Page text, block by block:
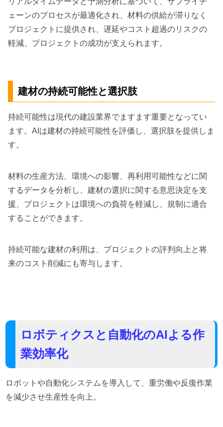
ェーンのプロセスが最適化され、材料の供給が滞りなく
プロジェクトに提供され、遅延やコスト超過のリスクの
軽減、プロジェクトの成功が支えられます。
建材の持続可能性と選択肢
持続可能性は現代の建設業界でますます重要となってい
ます。AIは建材の持続可能性を評価し、選択肢を提供しま
す。
材料の生産方法、環境への影響、再利用可能性などに関
するデータを分析し、建材の選択に関する意思決定を支
援、プロジェクトは環境への負荷を軽減し、規制に適合
することができます。
持続可能な建材の利用は、プロジェクトの評判向上と将
来のコスト削減にも寄与します。
ロボティクスと自動化のAIよる作
業効率化
ロボットや自動化システムを導入して、重労働や反復作業
を減少させ生産性を向上。